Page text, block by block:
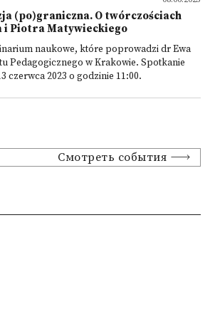
(po)graniczna. O twórczościach
i Piotra Matywieckiego
naukowe, które poprowadzi dr Ewa
Pedagogicznego w Krakowie. Spotkanie
czerwca 2023 o godzinie 11:00.
Смотреть события